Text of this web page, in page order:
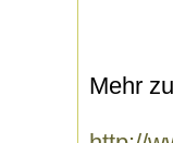
Mehr